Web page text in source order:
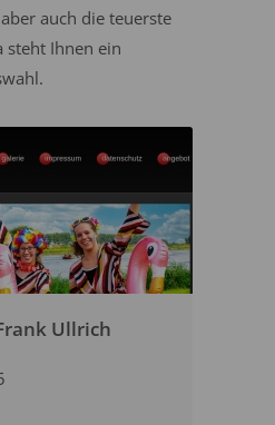
auch die teuerste
steht Ihnen ein
Ullrich